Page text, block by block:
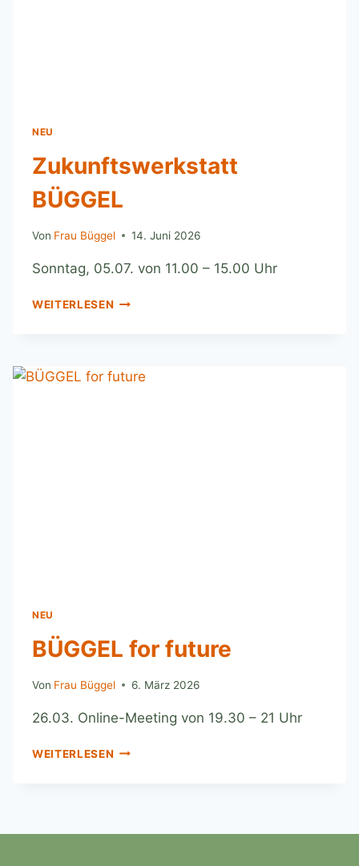
NEU
Zukunftswerkstatt
BÜGGEL
Von Frau Büggel 14. Juni 2026
Sonntag, 05.07. von 11.00 – 15.00 Uhr
WEITERLESEN
NEU
BÜGGEL for future
Von Frau Büggel 6. März 2026
26.03. Online-Meeting von 19.30 – 21 Uhr
WEITERLESEN